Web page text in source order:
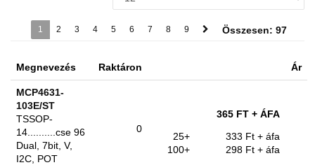
1 2 3 4 5 6 7 8 9 Összesen: 97
Megnevezés Raktáron Ár
MCP4631-
103E/ST
TSSOP-
14..........cse 96
Dual, 7bit, V,
I2C, POT
0
365 FT + ÁFA
25+
333 Ft + áfa
100+
298 Ft + áfa